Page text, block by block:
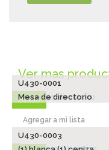
Ver mas
Usado
U430-0001
Mesa de directorio
Agregar a mi lista
U430-0003